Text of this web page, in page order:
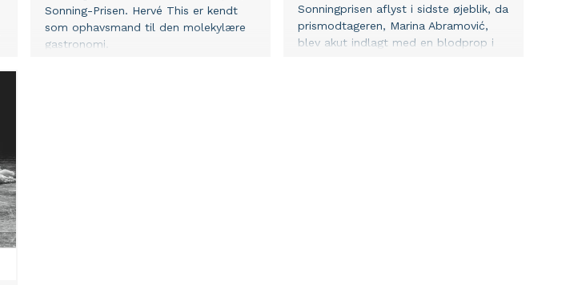
Sonning-Prisen. Hervé This er kendt
som ophavsmand til den molekylære
gastronomi.
Sonningprisen aflyst i sidste øjeblik, da
prismodtageren, Marina Abramović,
blev akut indlagt med en blodprop i